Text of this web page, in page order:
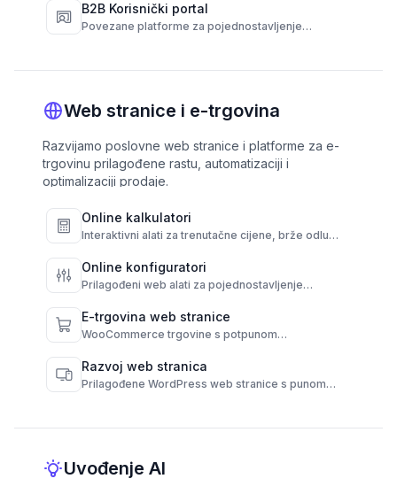
B2B Korisnički portal
Povezane platforme za pojednostavljenje
Web stranice i e-trgovina
Razvijamo poslovne web stranice i platforme za e-
trgovinu prilagođene rastu, automatizaciji i
optimalizaciji prodaje.
Online kalkulatori
Interaktivni alati za trenutačne cijene, brže odluke
Online konfiguratori
Prilagođeni web alati za pojednostavljenje
E-trgovina web stranice
WooCommerce trgovine s potpunom
Razvoj web stranica
Prilagođene WordPress web stranice s punom
Uvođenje AI